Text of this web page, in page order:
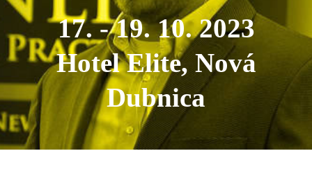
17. - 19. 10. 2023
Hotel Elite, Nová
Dubnica